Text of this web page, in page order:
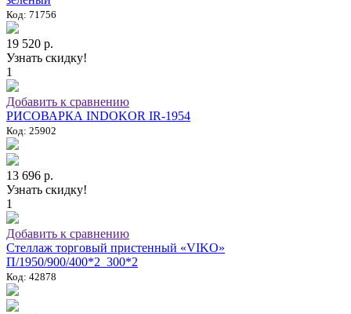
Код: 71756
19 520 р.
Узнать скидку!
1
Добавить к сравнению
РИСОВАРКА INDOKOR IR-1954
Код: 25902
13 696 р.
Узнать скидку!
1
Добавить к сравнению
Стеллаж торговый пристенный «VIKO»
П/1950/900/400*2_300*2
Код: 42878